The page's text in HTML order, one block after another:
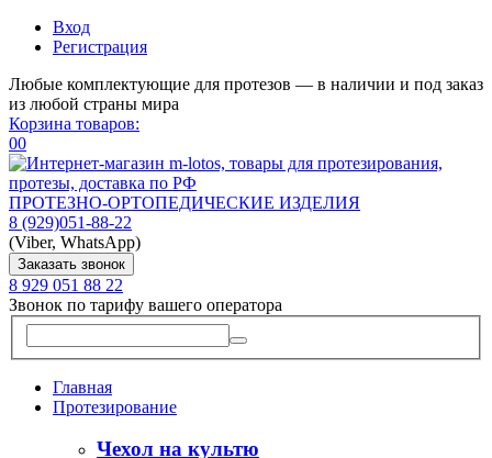
Вход
Регистрация
Любые комплектующие для протезов — в наличии и под заказ
из любой страны мира
Корзина товаров:
00
ПРОТЕЗНО-ОРТОПЕДИЧЕСКИЕ ИЗДЕЛИЯ
8 (929)051-88-22
(Viber, WhatsApp)
Заказать звонок
8 929 051 88 22
Звонок по тарифу вашего оператора
Главная
Протезирование
Чехол на культю